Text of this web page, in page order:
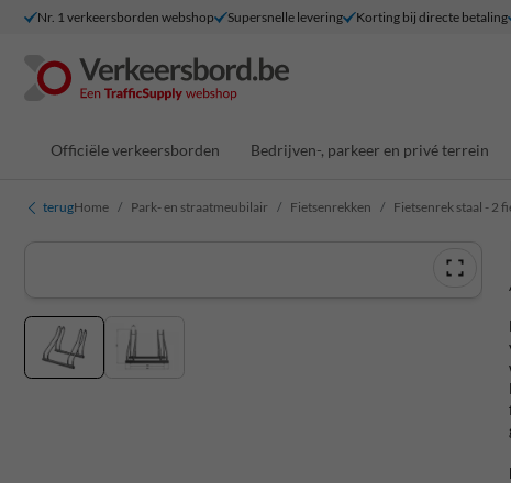
Nr. 1 verkeersborden webshop Supersnelle levering Korting bij directe betaling
Officiële verkeersborden Bedrijven-, parkeer en privé terrein
terugHome Park- en straatmeubilair Fietsenrekken Fietsenrek staal - 2